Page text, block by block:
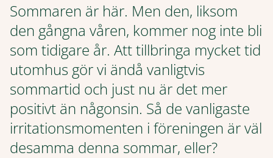
Sommaren är här. Men den, liksom
den gångna våren, kommer nog inte bli
som tidigare år. Att tillbringa mycket tid
utomhus gör vi ändå vanligtvis
sommartid och just nu är det mer
positivt än någonsin. Så de vanligaste
irritationsmomenten i föreningen är väl
desamma denna sommar, eller?